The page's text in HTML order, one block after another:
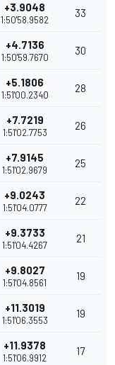
+3.9048
1:50'58.9582
33
+4.7136
1:50'59.7670
30
+5.1806
1:51'00.2340
28
+7.7219
1:51'02.7753
26
+7.9145
1:51'02.9679
25
+9.0243
1:51'04.0777
22
+9.3733
1:51'04.4267
21
+9.8027
1:51'04.8561
19
+11.3019
1:51'06.3553
19
+11.9378
1:51'06.9912
17